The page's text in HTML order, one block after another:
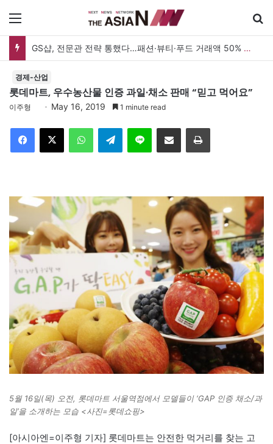
GS샵, 전문관 전략 통했다…패션·뷰티·푸드 거래액 50% 증가
경제-산업
롯데마트, 우수농산물 인증 과일·채소 판매 “믿고 먹어요”
이주형 May 16, 2019 1 minute read
Telegram 이메일
5월 16일(목) 오전, 롯데마트 서울역점에서 모델들이 ‘GAP 인증 채소/과
일’을 소개하는 모습 <사진=롯데쇼핑>
[아시아엔=이주형 기자] 롯데마트는 안전한 먹거리를 찾는 고